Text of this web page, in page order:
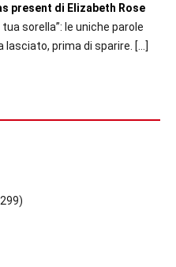
present di Elizabeth Rose
sorella”: le uniche parole
lasciato, prima di sparire. […]